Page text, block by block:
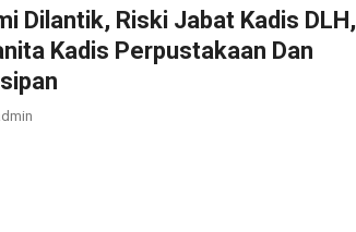
Dilantik, Riski Jabat Kadis DLH,
Kadis Perpustakaan Dan